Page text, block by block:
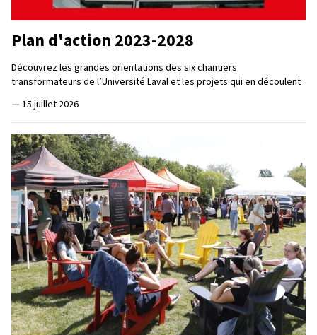
Plan d'action 2023-2028
Découvrez les grandes orientations des six chantiers
transformateurs de l’Université Laval et les projets qui en découlent
— 15 juillet 2026